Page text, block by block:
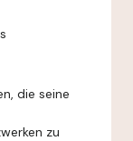
die seine
zu